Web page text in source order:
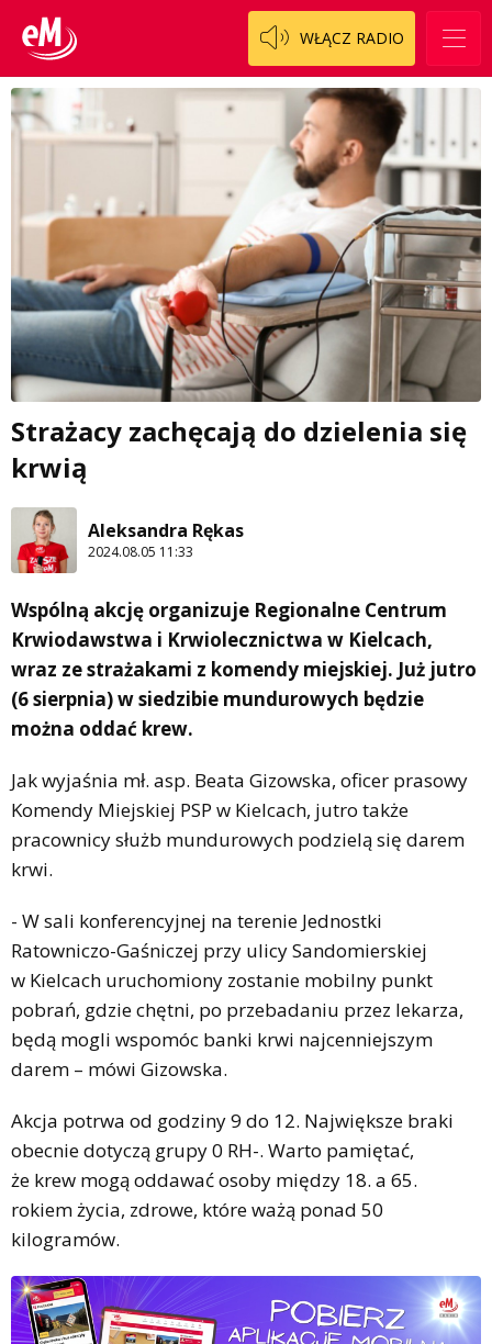
WŁĄCZ RADIO
Strażacy zachęcają do dzielenia się
krwią
Aleksandra Rękas
2024.08.05 11:33
Wspólną akcję organizuje Regionalne Centrum
Krwiodawstwa i Krwiolecznictwa w Kielcach,
wraz ze strażakami z komendy miejskiej. Już jutro
(6 sierpnia) w siedzibie mundurowych będzie
można oddać krew.
Jak wyjaśnia mł. asp. Beata Gizowska, oficer prasowy
Komendy Miejskiej PSP w Kielcach, jutro także
pracownicy służb mundurowych podzielą się darem
krwi.
- W sali konferencyjnej na terenie Jednostki
Ratowniczo-Gaśniczej przy ulicy Sandomierskiej
w Kielcach uruchomiony zostanie mobilny punkt
pobrań, gdzie chętni, po przebadaniu przez lekarza,
będą mogli wspomóc banki krwi najcenniejszym
darem – mówi Gizowska.
Akcja potrwa od godziny 9 do 12. Największe braki
obecnie dotyczą grupy 0 RH-. Warto pamiętać,
że krew mogą oddawać osoby między 18. a 65.
rokiem życia, zdrowe, które ważą ponad 50
kilogramów.